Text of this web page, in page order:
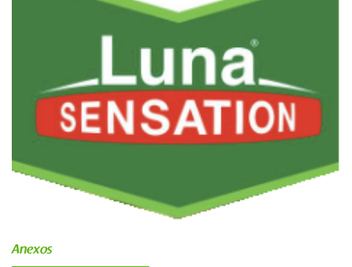
Anexos